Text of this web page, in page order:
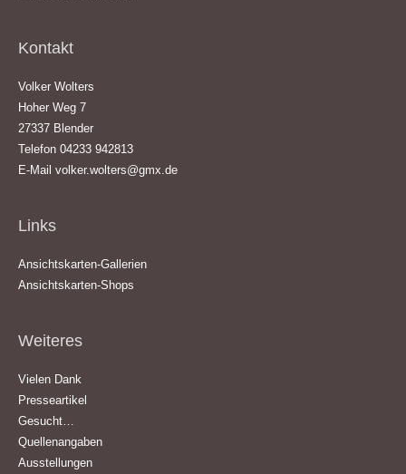
Kontakt
Volker Wolters
Hoher Weg 7
27337 Blender
Telefon 04233 942813
E-Mail volker.wolters@gmx.de
Links
Ansichtskarten-Gallerien
Ansichtskarten-Shops
Weiteres
Vielen Dank
Presseartikel
Gesucht…
Quellenangaben
Ausstellungen